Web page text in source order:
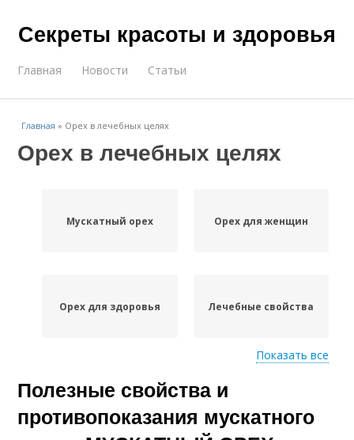
Секреты красоты и здоровья
Главная Новости Статьи
Главная » Орех в лечебных целях
Орех в лечебных целях
Мускатный орех Орех для женщин
Орех для здоровья Лечебные свойства
Орех в народной
медицине
мускатный орех
Показать все
Полезные свойства и
противопоказания мускатного